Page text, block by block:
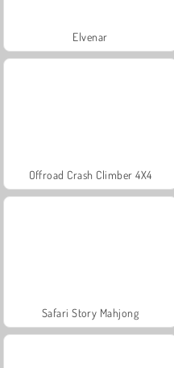
Elvenar
Offroad Crash Climber 4X4
Safari Story Mahjong